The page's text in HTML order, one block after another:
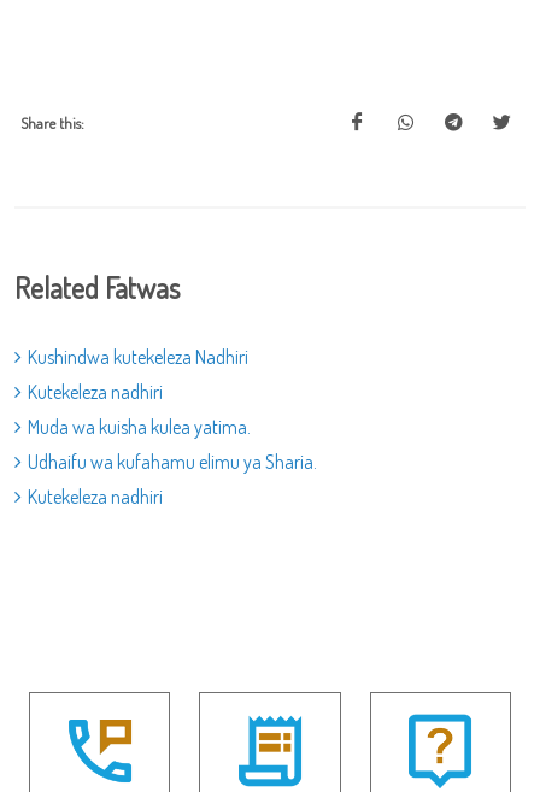
Share this:
Related Fatwas
Kushindwa kutekeleza Nadhiri
Kutekeleza nadhiri
Muda wa kuisha kulea yatima.
Udhaifu wa kufahamu elimu ya Sharia.
Kutekeleza nadhiri